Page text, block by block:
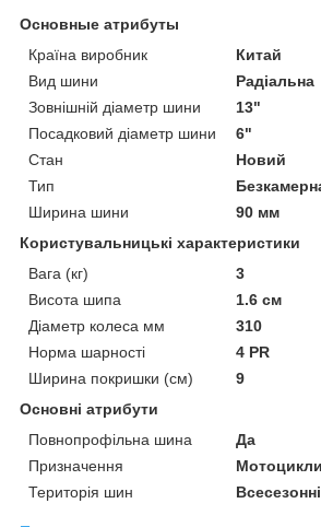
Основные атрибуты
Країна виробник
Китай
Вид шини
Радіальна
Зовнішній діаметр шини
13"
Посадковий діаметр шини
6"
Стан
Новий
Тип
Ширина шини
90 мм
Користувальницькі характеристики
Вага (кг)
3
Висота шипа
1.6 см
Діаметр колеса мм
310
Норма шарності
4 PR
Ширина покришки (см)
9
Основні атрибути
Повнопрофільна шина
Да
Призначення
Територія шин